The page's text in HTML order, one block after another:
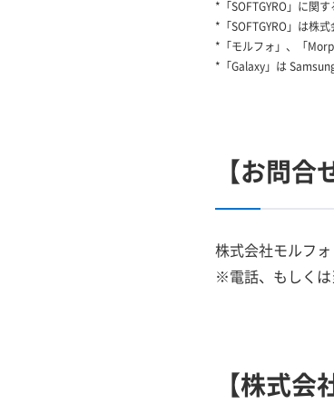
*「SOFTGYRO」に関
*「SOFTGYRO」は株
*「モルフォ」、「
*「Galaxy」は
【お問合
株式会社モルフ
※電話、もしくは
【株式会